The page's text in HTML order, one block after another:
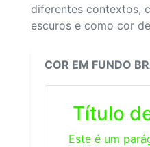
diferentes contextos,
escuros e como cor
COR EM FUNDO
Título
Este é um